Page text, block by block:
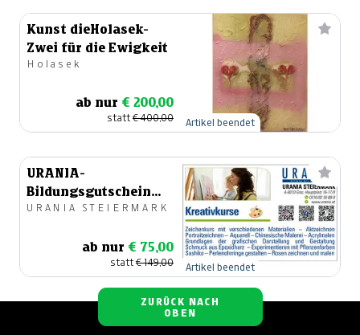
Kunst dieHolasek-
Zwei für die Ewigkeit
Holasek
ab nur € 200,00
statt€ 400,00 Artikel beendet
URANIA-
Bildungsgutschein
für Kunstkurse
URANIA STEIERMARK
ab nur € 75,00
statt€ 149,00 Artikel beendet
ZURÜCK NACH
OBEN